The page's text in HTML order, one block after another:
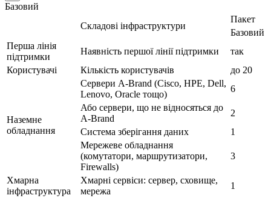
Базовий
Складові інфраструктури
Пакет
Базовий
Перша лінія
підтримки
Наявність першої лінії підтримки
так
Користувачі
Кількість користувачів до 20
Наземне
обладнання
Сервери A-Brand (Cisco, HPE, Dell,
Lenovo, Oracle тощо)
6
Або сервери, що не відносяться до
A-Brand
2
Система зберігання даних
1
Мережеве обладнання
(комутатори, маршрутизатори,
Firewalls)
3
Хмарна
інфраструктура
Хмарні сервіси: сервер, сховище,
мережа
1